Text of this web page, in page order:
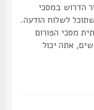
במסכי
לשלוח הודעה.
הפורום
יכול